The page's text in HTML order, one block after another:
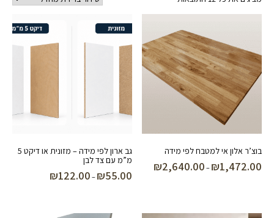
בוצ’ר אלון אי למטבח לפי מידה
₪1,472.00
–
₪2,640.00
גב ארון לפי מידה – מזונית או דיקט 5
מ”מ עם צד לבן
₪55.00
–
₪122.00